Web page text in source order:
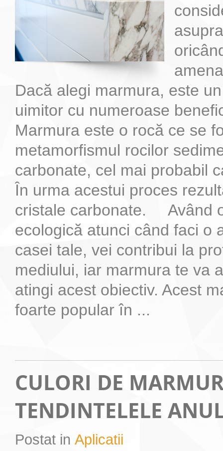
Dacă alegi marmura, este
uimitor cu numeroase
Marmura este o rocă ce se
metamorfismul rocilor
carbonate, cel mai probabil
În urma acestui proces
cristale carbonate. Având
ecologică atunci când faci o
casei tale, vei contribui la
mediului, iar marmura te va
atingi acest obiectiv. Acest
foarte popular în ...
CULORI DE
TENDINTELELE
Postat in Aplicatii